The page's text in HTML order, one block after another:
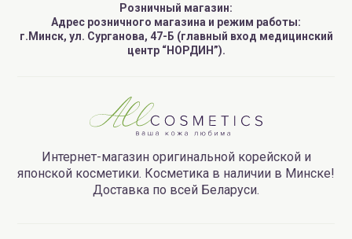
Розничный магазин:
Адрес розничного магазина и режим работы:
г.Минск, ул. Сурганова, 47-Б (главный вход медицинский
центр “НОРДИН”).
Интернет-магазин оригинальной корейской и
японской косметики. Косметика в наличии в Минске!
Доставка по всей Беларуси.